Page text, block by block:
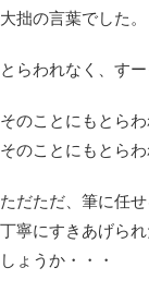
大拙の言葉でした。
とらわれなく、すー
そのことにもとらわ
そのことにもとらわ
ただただ、筆に任せ
丁寧にすきあげら
しょうか・・・